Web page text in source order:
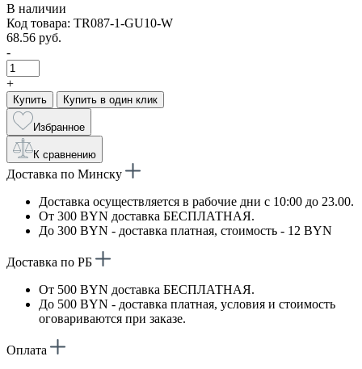
В наличии
Код товара: TR087-1-GU10-W
68.56 руб.
-
+
Купить Купить в один клик
Избранное
К сравнению
Доставка по Минску
Доставка осуществляется в рабочие дни с 10:00 до 23.00.
От 300 BYN доставка БЕСПЛАТНАЯ.
До 300 BYN - доставка платная, стоимость - 12 BYN
Доставка по РБ
От 500 BYN доставка БЕСПЛАТНАЯ.
До 500 BYN - доставка платная, условия и стоимость
оговариваются при заказе.
Оплата